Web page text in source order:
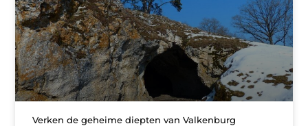
Verken de geheime diepten van Valkenburg